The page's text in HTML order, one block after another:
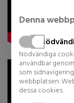
Denna
Nödvändiga
användbar
som
webbplatsen.
dessa cookies.